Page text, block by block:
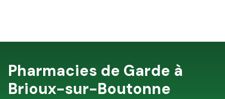
Pharmacies de Garde à
Brioux-sur-Boutonne